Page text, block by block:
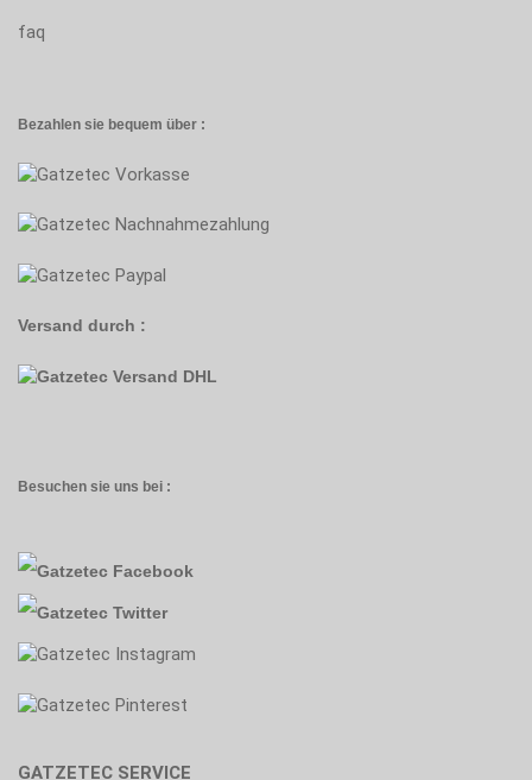
faq
Bezahlen sie bequem über :
Versand durch :
Besuchen sie uns bei :
GATZETEC SERVICE